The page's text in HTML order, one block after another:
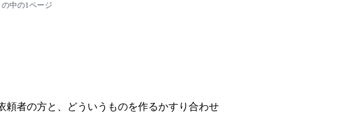
中の1ページ
頼者の方と、どういうものを作るかすり合わせ